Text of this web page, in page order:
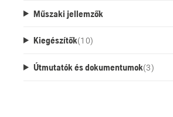
kialakítású akasztó segíti, amely
vagy kompatibilis a Husqvarna
Rail tárolórendszerrel.
A 18V POWER FOR ALL ALLIANCE
akkumulátorrendszer nagyfokú
Műszaki jellemzők
Kiegészítők(10)
Útmutatók és dokumentumok(3)